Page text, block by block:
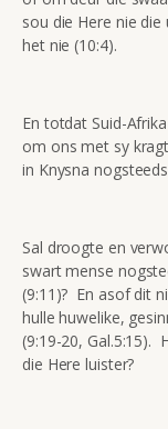
sou die Here nie
het nie (10:4).
En totdat Suid-
om ons met sy
in Knysna
Sal droogte en
swart mense
(9:11)? En asof dit
hulle huwelike,
(9:19-20, Gal.5:15).
die Here luister?